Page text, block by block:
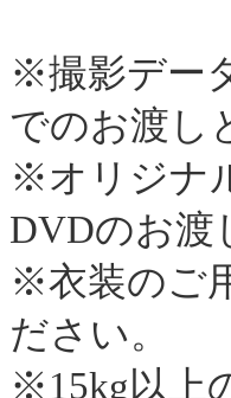
※撮影デー
でのお渡し
※オリジナ
DVDのお渡
※衣装のご
ださい。
※15kg以上